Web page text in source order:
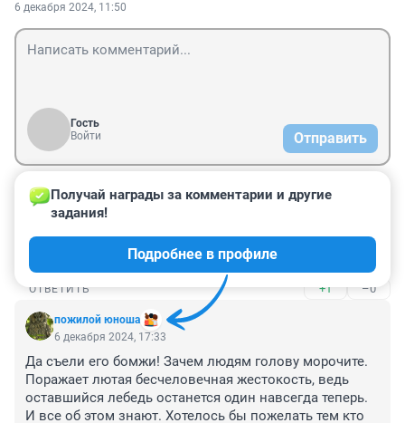
6 декабря 2024, 11:50
Гость
Войти
Отправить
Гость
6 декабря 2024, 20:48
Лебеди никогда не бросают друг друга, не то что
люди! Из этого следует вывод.....
ОТВЕТИТЬ +1 –0
пожилой юноша
Получай награды за комментарии и другие
задания!
Подробнее в профиле
6 декабря 2024, 17:33
Да съели его бомжи! Зачем людям голову морочите.
Поражает лютая бесчеловечная жестокость, ведь
оставшийся лебедь останется один навсегда теперь.
И все об этом знают. Хотелось бы пожелать тем кто